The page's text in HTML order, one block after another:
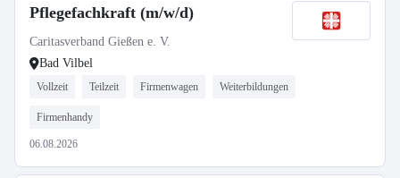
Pflegefachkraft (m/w/d)
Caritasverband Gießen e. V.
Bad Vilbel
Vollzeit Teilzeit Firmenwagen Weiterbildungen
Firmenhandy
06.08.2026